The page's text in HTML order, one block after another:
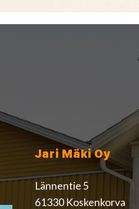
Jari Mäki Oy
Lännentie 5
61330 Koskenkorva